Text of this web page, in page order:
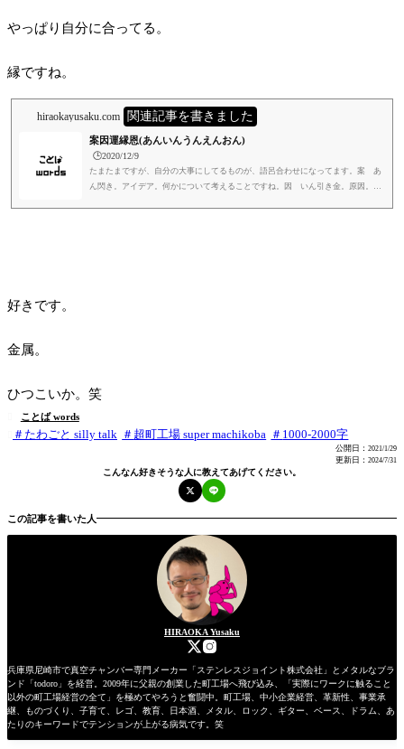
やっぱり自分に合ってる。
縁ですね。
hiraokayusaku.com 関連記事を書きました
案因運縁恩(あんいんうんえんおん)
🕒️2020/12/9
たまたまですが、自分の大事にしてるものが、語呂合わせになってます。案 あ
ん閃き。アイデア。何かについて考えることですね。因 いん引き金。原因。何
好きです。
金属。
ひつこいか。笑
ことば words
たわごと silly talk 超町工場 super machikoba 1000-2000字
公開日： 2021/1/29
更新日： 2024/7/31
こんなん好きそうな人に教えてあげてください。
この記事を書いた人
HIRAOKA Yusaku
兵庫県尼崎市で真空チャンバー専門メーカー「ステンレスジョイント株式会社」とメタルなブラ
ンド「todoro」を経営。2009年に父親の創業した町工場へ飛び込み、「実際にワークに触ること
以外の町工場経営の全て」を極めてやろうと奮闘中。町工場、中小企業経営、革新性、事業承
継、ものづくり、子育て、レゴ、教育、日本酒、メタル、ロック、ギター、ベース、ドラム、あ
たりのキーワードでテンションが上がる病気です。笑